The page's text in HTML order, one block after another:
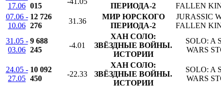
17.06 015
ПЕРИОДА-2
FALLEN
07.06 -
10.06
12 726
276
31.36
МИР ЮРСКОГО
ПЕРИОДА-2
JURASSIC
FALLEN
31.05 -
03.06
9 688
245
-4.01
ХАН СОЛО:
ЗВЁЗДНЫЕ ВОЙНЫ.
ИСТОРИИ
SOLO: A
WARS
24.05 -
27.05
10 092
450
-22.33
ХАН СОЛО:
ЗВЁЗДНЫЕ ВОЙНЫ.
ИСТОРИИ
SOLO: A
WARS